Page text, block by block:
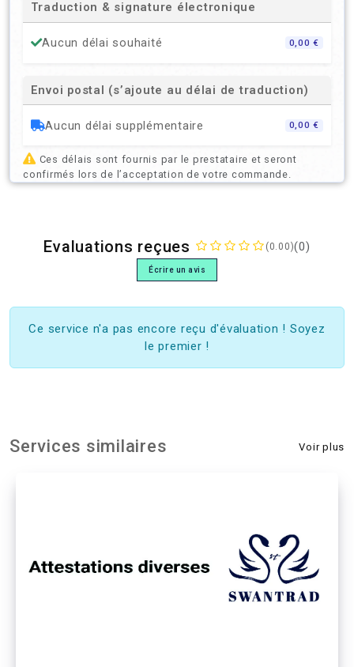
Traduction & signature électronique
Aucun délai souhaité 0,00 €
Envoi postal (s’ajoute au délai de traduction)
Aucun délai supplémentaire 0,00 €
Ces délais sont fournis par le prestataire et seront
confirmés lors de l’acceptation de votre commande.
Evaluations reçues (0.00)(0)
Écrire un avis
Ce service n'a pas encore reçu d'évaluation ! Soyez
le premier !
Services similaires Voir plus